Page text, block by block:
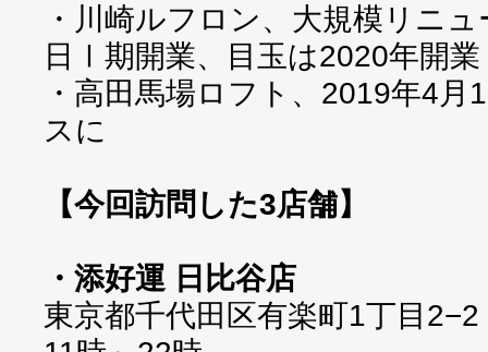
・ 川崎ルフロン、大規模リニ
日Ⅰ期開業、目玉は2020年開業
・ 高田馬場ロフト、2019年4月
スに
【今回訪問した3店舗】
・添好運 日比谷店
東京都千代田区有楽町1丁目